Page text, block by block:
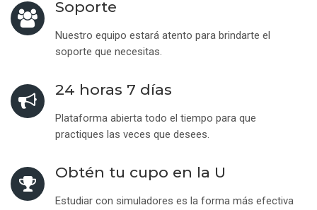
Soporte
Nuestro equipo estará atento para brindarte el
soporte que necesitas.
24 horas 7 días
Plataforma abierta todo el tiempo para que
practiques las veces que desees.
Obtén tu cupo en la U
Estudiar con simuladores es la forma más efectiva